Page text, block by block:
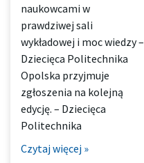
naukowcami w
prawdziwej sali
wykładowej i moc wiedzy –
Dziecięca Politechnika
Opolska przyjmuje
zgłoszenia na kolejną
edycję. – Dziecięca
Politechnika
Czytaj więcej »